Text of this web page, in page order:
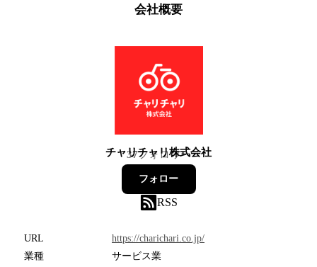
会社概要
チャリチャリ株式会社
37フォロワー
フォロー
RSS
URL
https://charichari.co.jp/
業種
サービス業